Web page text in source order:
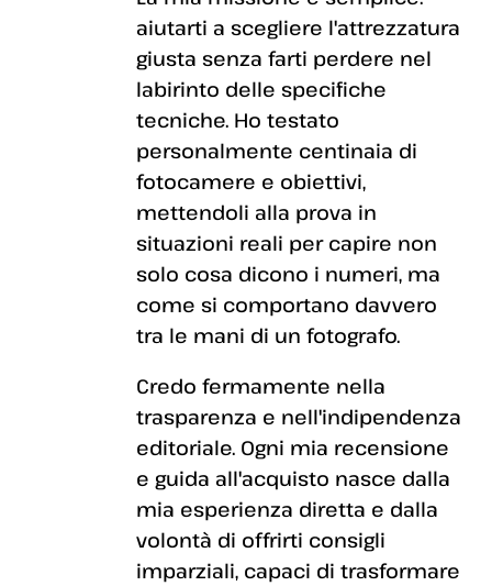
aiutarti a scegliere l'attrezzatura
giusta senza farti perdere nel
labirinto delle specifiche
tecniche. Ho testato
personalmente centinaia di
fotocamere e obiettivi,
mettendoli alla prova in
situazioni reali per capire non
solo cosa dicono i numeri, ma
come si comportano davvero
tra le mani di un fotografo.
Credo fermamente nella
trasparenza e nell'indipendenza
editoriale. Ogni mia recensione
e guida all'acquisto nasce dalla
mia esperienza diretta e dalla
volontà di offrirti consigli
imparziali, capaci di trasformare